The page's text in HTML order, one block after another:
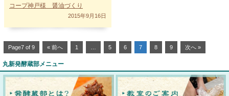
コープ神戸様 醤油づくり
2015年9月16日
Page7 of 9 « 前へ 1 … 5 6 7 8 9 次へ »
丸新発酵蔵部メニュー